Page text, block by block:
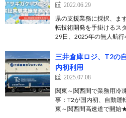
2022.06.29
県の支援業務に採択、ま
転技術開発を手掛けるス
29日、2025年の無人航
三井倉庫ロジ、T2の
内初利用
2025.07.08
関東～関西間で業務用冷
事：T2が国内初、自動運
東～関西間高速道で開始